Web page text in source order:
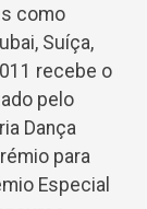
como
Suíça,
recebe o
pelo
Dança
para
Especial